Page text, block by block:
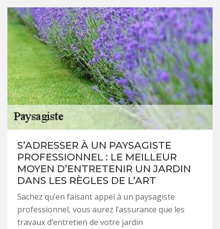
S’ADRESSER À UN PAYSAGISTE
PROFESSIONNEL : LE MEILLEUR
MOYEN D’ENTRETENIR UN JARDIN
DANS LES RÈGLES DE L’ART
Sachez qu’en faisant appel à un paysagiste
professionnel, vous aurez l’assurance que les
travaux d’entretien de votre jardin